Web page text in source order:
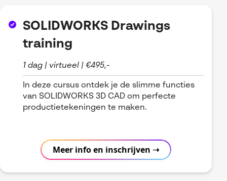
SOLIDWORKS Drawings
training
1 dag | virtueel | €495,-
In deze cursus ontdek je de slimme functies
van SOLIDWORKS 3D CAD om perfecte
productietekeningen te maken.
Meer info en inschrijven ➝